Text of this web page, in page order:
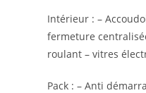
Intérieur : –
fermeture
roulant – vitres
Pack : – Anti